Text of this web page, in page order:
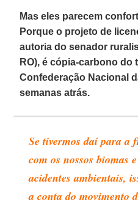
Mas eles parecem
Porque o projeto de
autoria do senador
RO), é cópia-carbono do
Confederação Nacional
semanas atrás.
Se tivermos daí para a
com os nossos biomas
acidentes ambientais,
a conta do movimento